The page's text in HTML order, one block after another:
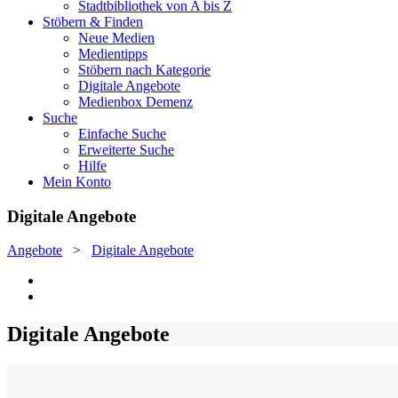
Stadtbibliothek von A bis Z
Stöbern & Finden
Neue Medien
Medientipps
Stöbern nach Kategorie
Digitale Angebote
Medienbox Demenz
Suche
Einfache Suche
Erweiterte Suche
Hilfe
Mein Konto
Digitale Angebote
Angebote > Digitale Angebote
Digitale Angebote